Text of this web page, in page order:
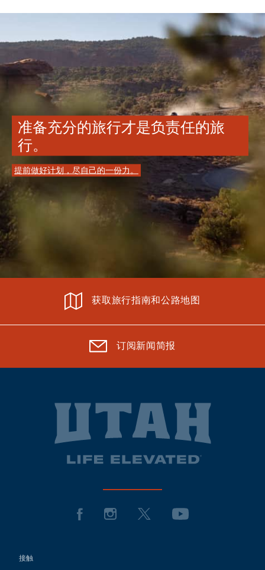
准备充分的旅行才是负责任的旅
行。
提前做好计划，尽自己的一份力。
获取旅行指南和公路地图
订阅新闻简报
接触